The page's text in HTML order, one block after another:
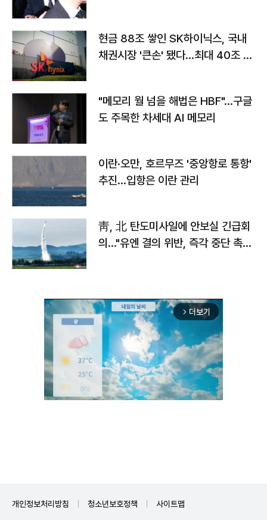
현금 88조 쌓인 SK하이닉스, 국내
채권시장 '큰손' 됐다…최대 40조 투
"메모리 월 넘을 해법은 HBF"…구글
도 주목한 차세대 AI 메모리
이란·오만, 호르무즈 '중앙항로 통항'
추진…입항은 이란 관리
靑, 北 탄도미사일에 안보실 긴급회
의…"유엔 결의 위반, 즉각 중단 촉
arrow_forward_ios 더보기
개인정보처리방침 청소년보호정책 사이트맵